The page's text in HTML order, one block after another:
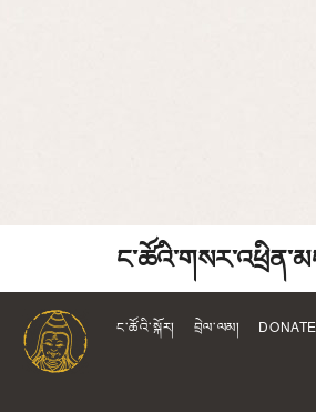
ང་ཚོའི་སྐོར། བྲེལ་ལམ། DONATE